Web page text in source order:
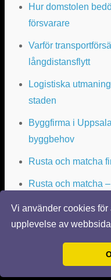
Vi använder cookies för
upplevelse av
Hur domstolen
försvarare
Varför
långdistansflytt
Logistiska
staden
Byggfirma i
byggbehov
Rusta och matcha
Rusta och matcha
© 2026 FLYTTATILLUPPSALA.SE.